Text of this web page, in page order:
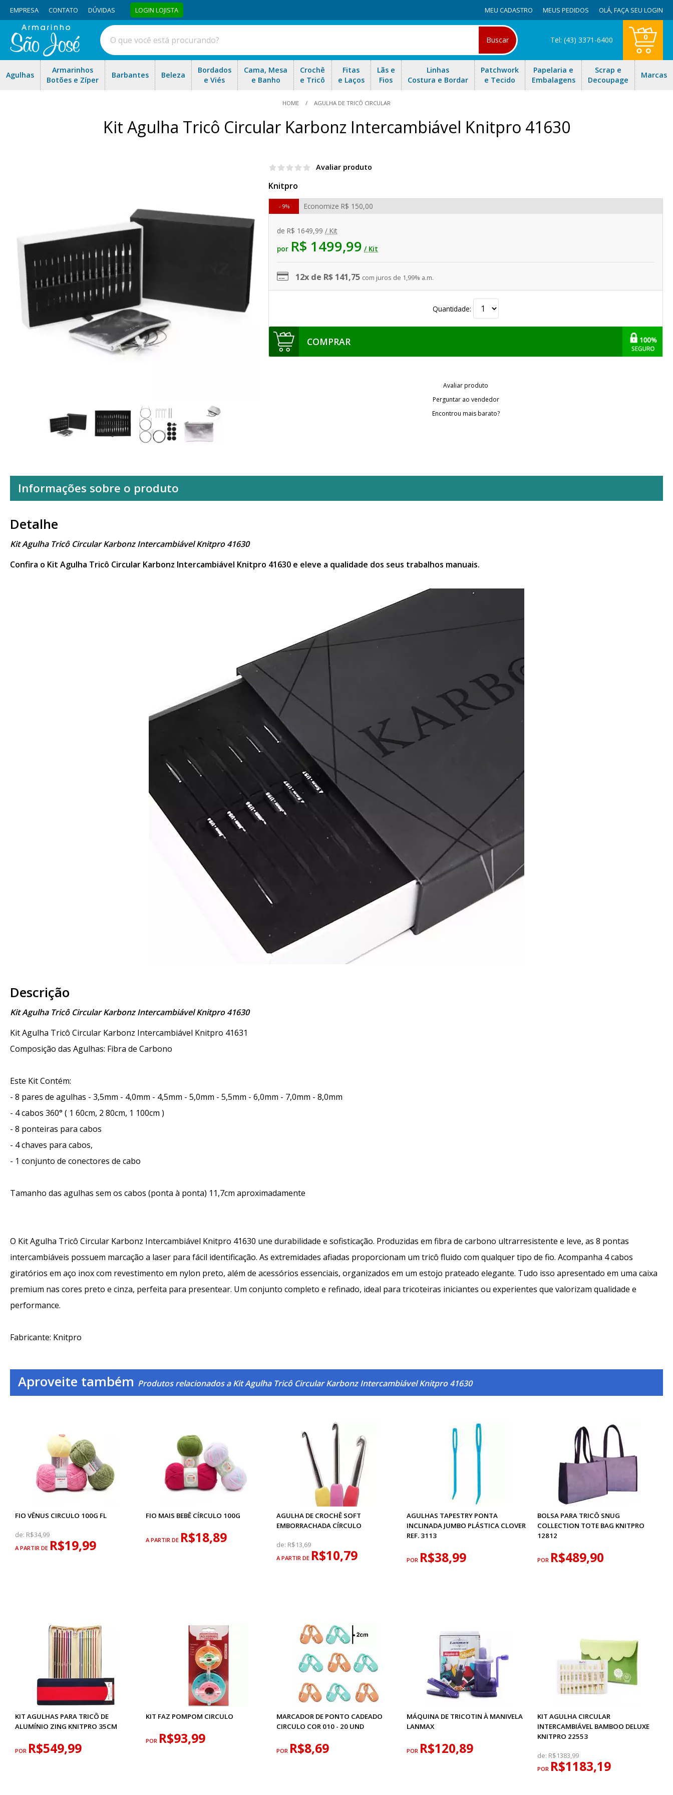
EMPRESA CONTATO DÚVIDAS LOGIN LOJISTA MEU CADASTRO MEUS PEDIDOS OLÁ,FAÇA SEU LOGIN
Buscar Tel: (43) 3371-6400 0
Agulhas
Armarinhos
Botões e Zíper
Barbantes Beleza
Bordados
e Viés
Cama, Mesa
e Banho
Crochê
e Tricô
Fitas
e Laços
Lãs e
Fios
Linhas
Costura e Bordar
Patchwork
e Tecido
Papelaria e
Embalagens
Scrap e
Decoupage
Marcas
HOME AGULHA DE TRICÔ CIRCULAR
Kit Agulha Tricô Circular Karbonz Intercambiável Knitpro 41630
Avaliar produto
Knitpro
de R$ 1649,99 / Kit
por R$ 1499,99 / Kit
Economize R$ 150,00
9%
12x de R$ 141,75 com juros de 1,99% a.m.
Quantidade:
COMPRAR
Avaliar produto
Perguntar ao vendedor
Encontrou mais barato?
Informações sobre o produto
Detalhe
Kit Agulha Tricô Circular Karbonz Intercambiável Knitpro 41630
Confira o Kit Agulha Tricô Circular Karbonz Intercambiável Knitpro 41630 e eleve a qualidade dos seus trabalhos manuais.
Descrição
Kit Agulha Tricô Circular Karbonz Intercambiável Knitpro 41630
Kit Agulha Tricô Circular Karbonz Intercambiável Knitpro 41631
Composição das Agulhas: Fibra de Carbono
Este Kit Contém:
- 8 pares de agulhas - 3,5mm - 4,0mm - 4,5mm - 5,0mm - 5,5mm - 6,0mm - 7,0mm - 8,0mm
- 4 cabos 360° ( 1 60cm, 2 80cm, 1 100cm )
- 8 ponteiras para cabos
- 4 chaves para cabos,
- 1 conjunto de conectores de cabo
Tamanho das agulhas sem os cabos (ponta à ponta) 11,7cm aproximadamente
O Kit Agulha Tricô Circular Karbonz Intercambiável Knitpro 41630 une durabilidade e sofisticação. Produzidas em fibra de carbono ultrarresistente e leve, as 8 pontas
intercambiáveis possuem marcação a laser para fácil identificação. As extremidades afiadas proporcionam um tricô fluido com qualquer tipo de fio. Acompanha 4 cabos
giratórios em aço inox com revestimento em nylon preto, além de acessórios essenciais, organizados em um estojo prateado elegante. Tudo isso apresentado em uma caixa
premium nas cores preto e cinza, perfeita para presentear. Um conjunto completo e refinado, ideal para tricoteiras iniciantes ou experientes que valorizam qualidade e
performance.
Fabricante: Knitpro
Aproveite também Produtos relacionados a Kit Agulha Tricô Circular Karbonz Intercambiável Knitpro 41630
FIO VÊNUS CIRCULO 100G FL
de: R$34,99
A PARTIR DE R$19,99
FIO MAIS BEBÊ CÍRCULO 100G
A PARTIR DE R$18,89
AGULHA DE CROCHÊ SOFT
EMBORRACHADA CÍRCULO
de: R$13,69
A PARTIR DE R$10,79
AGULHAS TAPESTRY PONTA
INCLINADA JUMBO PLÁSTICA CLOVER
REF. 3113
POR R$38,99
BOLSA PARA TRICÔ SNUG
COLLECTION TOTE BAG KNITPRO
12812
POR R$489,90
KIT AGULHAS PARA TRICÔ DE
ALUMÍNIO ZING KNITPRO 35CM
POR R$549,99
KIT FAZ POMPOM CIRCULO
POR R$93,99
MARCADOR DE PONTO CADEADO
CIRCULO COR 010 - 20 UND
POR R$8,69
MÁQUINA DE TRICOTIN À MANIVELA
LANMAX
POR R$120,89
KIT AGULHA CIRCULAR
INTERCAMBIÁVEL BAMBOO DELUXE
KNITPRO 22553
de: R$1383,99
POR R$1183,19